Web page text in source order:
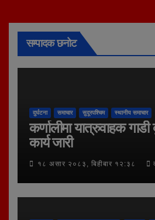
सम्पादक छनोट
दुर्घटना समाचार सुदूरपश्चिम स्थानीय समाचार
कर्णालीमा यात्रुवाहक गाडी
कार्य जारी
१८ असार २०८३, बिहीबार १२:३८